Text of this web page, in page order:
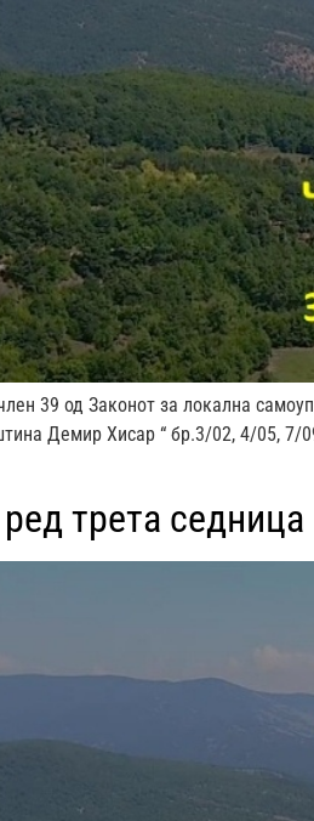
39 од Законот за локална
Демир Хисар “ бр.3/02, 4/05,
трета